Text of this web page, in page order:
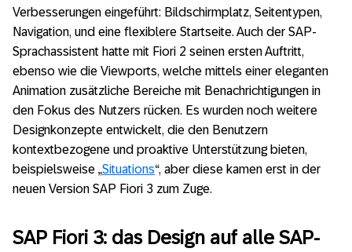
Verbesserungen eingeführt: Bildschirmplatz, Seitentypen,
Navigation, und eine flexiblere Startseite. Auch der SAP-
Sprachassistent hatte mit Fiori 2 seinen ersten Auftritt,
ebenso wie die Viewports, welche mittels einer eleganten
Animation zusätzliche Bereiche mit Benachrichtigungen in
den Fokus des Nutzers rücken. Es wurden noch weitere
Designkonzepte entwickelt, die den Benutzern
kontextbezogene und proaktive Unterstützung bieten,
beispielsweise „Situations“, aber diese kamen erst in der
neuen Version SAP Fiori 3 zum Zuge.
SAP Fiori 3: das Design auf alle SAP-